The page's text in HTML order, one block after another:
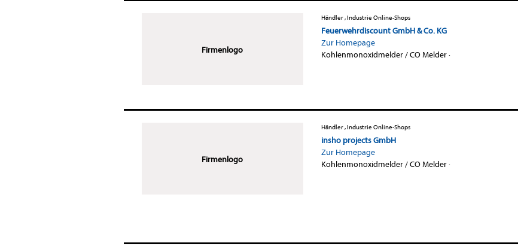
Firmenlogo
Händler , Industrie Online-Shops
Feuerwehrdiscount GmbH & Co. KG
Zur Homepage
Kohlenmonoxidmelder / CO Melder·
Firmenlogo
Händler , Industrie Online-Shops
insho projects GmbH
Zur Homepage
Kohlenmonoxidmelder / CO Melder·